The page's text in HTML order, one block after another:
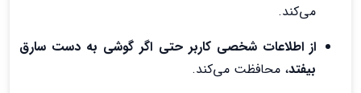
می‌کند.
از اطلاعات شخصی کاربر حتی اگر گوشی به دست سارق
بیفتد، محافظت می‌کند.